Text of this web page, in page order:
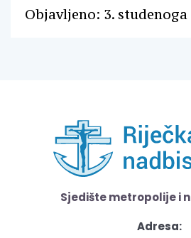
Objavljeno: 3. studenoga
Sjedište metropolije i
Adresa: